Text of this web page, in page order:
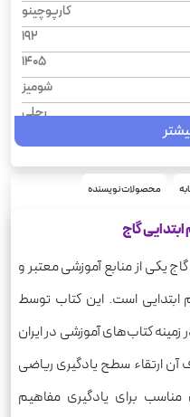
کارپوچینو
192
1405
شومیز
رحلی
چهارم دبستان
محصولات نویسنده
گاج
یکی از منابع آموزشی معتبر و
ابتدایی است. این کتاب توسط
زمینه کتاب‌های آموزشی در ایران
ارتقاء سطح یادگیری ریاضی
مناسب برای یادگیری مفاهیم